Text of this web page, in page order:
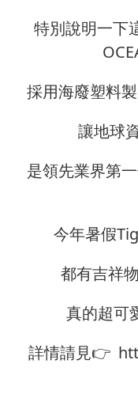
特別說明一下
採用海廢塑料
讓地球
是領先業界第
今年暑假
都有吉祥
真的超可
詳情請見👉